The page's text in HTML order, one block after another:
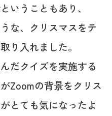
いうこともあり、
な、クリスマスをテ
り入れました。
だクイズを実施する
Zoomの背景をクリス
とても気になったよ